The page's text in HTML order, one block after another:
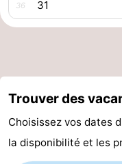
golf
être
villes
Visites
-
Piscines
-
36 31
Trouver des
Choisissez vos dates
la disponibilité et les